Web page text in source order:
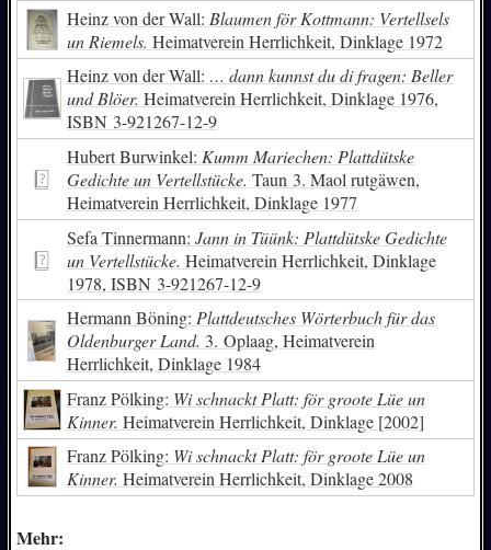
Heinz von der Wall: Blaumen för Kottmann: Vertellsels
un Riemels. Heimatverein Herrlichkeit, Dinklage 1972
Heinz von der Wall: … dann kunnst du di fragen: Beller
und Blöer. Heimatverein Herrlichkeit, Dinklage 1976,
ISBN 3-921267-12-9
Hubert Burwinkel: Kumm Mariechen: Plattdütske
Gedichte un Vertellstücke. Taun 3. Maol rutgäwen,
Heimatverein Herrlichkeit, Dinklage 1977
Sefa Tinnermann: Jann in Tüünk: Plattdütske Gedichte
un Vertellstücke. Heimatverein Herrlichkeit, Dinklage
1978,ISBN 3-921267-12-9
Hermann Böning: Plattdeutsches Wörterbuch für das
Oldenburger Land. 3. Oplaag, Heimatverein
Herrlichkeit, Dinklage 1984
Franz Pölking: Wi schnackt Platt: för groote Lüe un
Kinner. Heimatverein Herrlichkeit, Dinklage [2002]
Franz Pölking: Wi schnackt Platt: för groote Lüe un
Kinner. Heimatverein Herrlichkeit, Dinklage 2008
Mehr: